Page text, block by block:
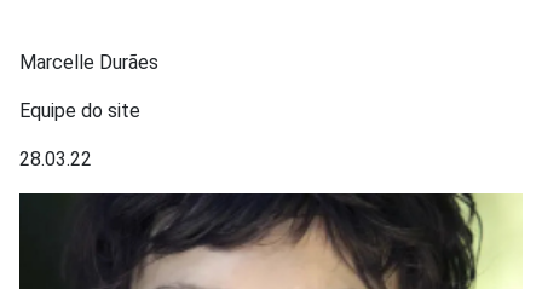
Marcelle Durães
Equipe do site
28.03.22